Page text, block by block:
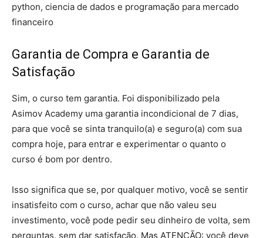
python, ciencia de dados e programação para mercado
financeiro
Garantia de Compra e Garantia de
Satisfação
Sim, o curso tem garantia. Foi disponibilizado pela
Asimov Academy uma garantia incondicional de 7 dias,
para que você se sinta tranquilo(a) e seguro(a) com sua
compra hoje, para entrar e experimentar o quanto o
curso é bom por dentro.
Isso significa que se, por qualquer motivo, você se sentir
insatisfeito com o curso, achar que não valeu seu
investimento, você pode pedir seu dinheiro de volta, sem
perguntas, sem dar satisfação. Mas ATENÇÃO: você deve